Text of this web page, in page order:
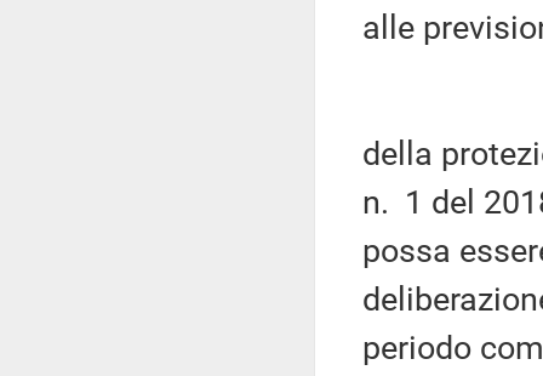
alle
della
n. 1 del
possa
periodo